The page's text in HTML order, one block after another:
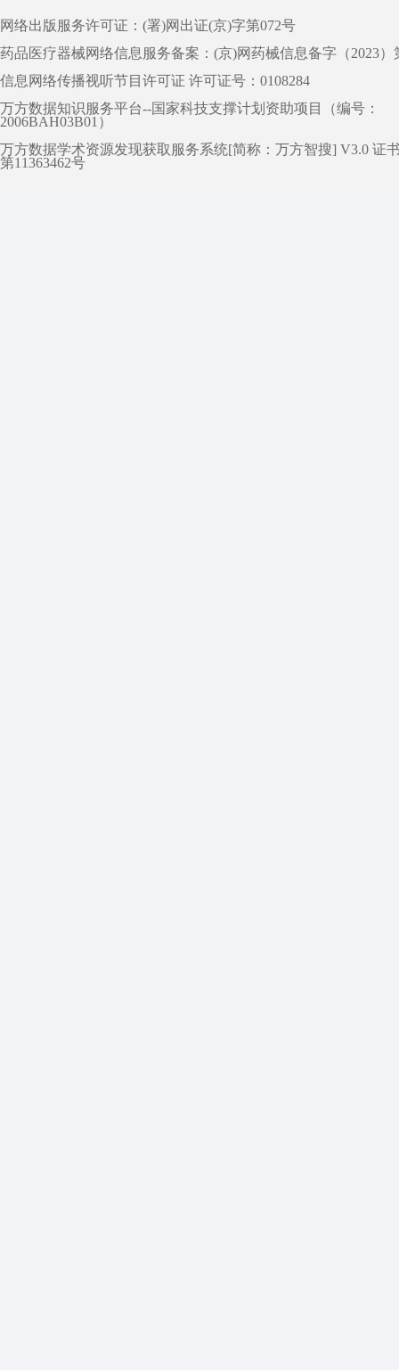
网络出版服务许可证：(署)网出证(京)字第072号
药品医疗器械网络信息服务备案：(京)网药械信息备字（2023）
信息网络传播视听节目许可证 许可证号：0108284
万方数据知识服务平台--国家科技支撑计划资助项目（编号：
2006BAH03B01）
万方数据学术资源发现获取服务系统[简称：万方智搜] V3.0 证
第11363462号